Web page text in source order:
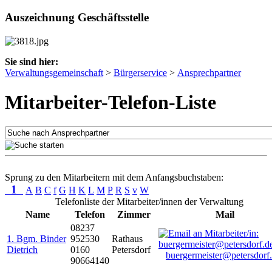
Auszeichnung Geschäftsstelle
Sie sind hier:
Verwaltungsgemeinschaft > Bürgerservice > Ansprechpartner
Mitarbeiter-Telefon-Liste
Sprung zu den Mitarbeitern mit dem Anfangsbuchstaben:
1 A B C f G H K L M P R S v W
Telefonliste der Mitarbeiter/innen der Verwaltung
Name
Telefon Zimmer Mail
1. Bgm. Binder
Dietrich
08237
952530
0160
90664140
Rathaus
Petersdorf